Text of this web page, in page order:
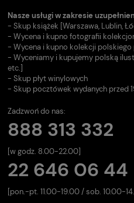
Nasze usługi w zakresie
- Skup książek [Warszawa, Lublin,
- Wycena i kupno fotografii
- Wycena i kupno kolekcji
- Wyceniamy i kupujemy polską
etc.]
- Skup płyt winylowych
- Skup pocztówek wydanych przed
Zadzwoń do nas:
888 313 332
[w godz. 8.00-22.00]
22 646 06 44
[pon.-pt. 11.00-19.00 / sob. 10.00-